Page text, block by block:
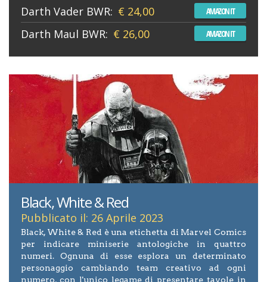
Darth Vader BWR: € 24,00 AMAZON IT
Darth Maul BWR: € 26,00 AMAZON IT
Black, White & Red
Pubblicato il: 26 Aprile 2023
Black, White & Red è una etichetta di Marvel Comics
per indicare miniserie antologiche in quattro
numeri. Ognuna di esse esplora un determinato
personaggio cambiando team creativo ad ogni
numero, con l'unico legame di presentare tavole in